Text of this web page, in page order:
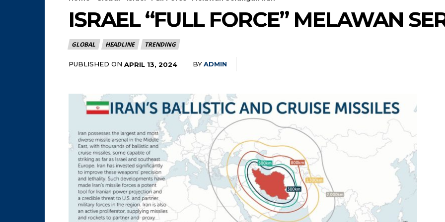
ISRAEL “FULL FORCE” MELAWAN
GLOBAL HEADLINE TRENDING
PUBLISHED ON APRIL 13, 2024 BYADMIN